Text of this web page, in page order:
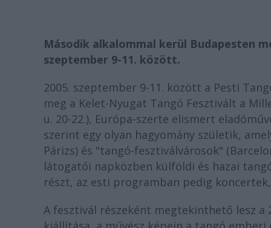
Második alkalommal kerül Budapesten
szeptember 9-11. között.
2005. szeptember 9-11. között a Pesti
meg a Kelet-Nyugat Tangó Fesztivált a
u. 20-22.), Európa-szerte elismert
szerint egy olyan hagyomány születik,
Párizs) és "tangó-fesztiválvárosok"
látogatói napközben külföldi és hazai
részt, az esti programban pedig
A fesztivál részeként megtekinthető lesz